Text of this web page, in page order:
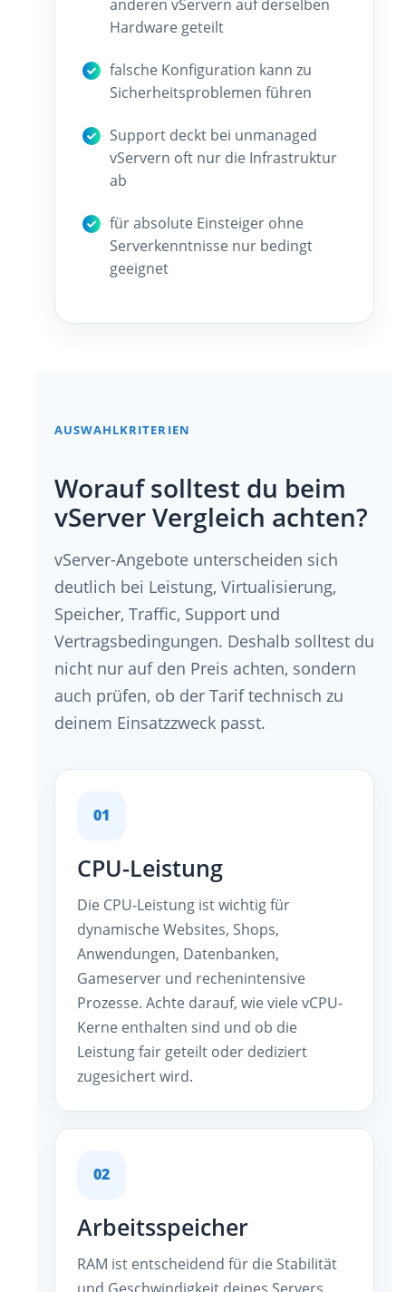
anderen vServern auf derselben
Hardware geteilt
falsche Konfiguration kann zu
Sicherheitsproblemen führen
Support deckt bei unmanaged
vServern oft nur die Infrastruktur
ab
für absolute Einsteiger ohne
Serverkenntnisse nur bedingt
geeignet
AUSWAHLKRITERIEN
Worauf solltest du beim
vServer Vergleich achten?
vServer-Angebote unterscheiden sich
deutlich bei Leistung, Virtualisierung,
Speicher, Traffic, Support und
Vertragsbedingungen. Deshalb solltest du
nicht nur auf den Preis achten, sondern
auch prüfen, ob der Tarif technisch zu
deinem Einsatzzweck passt.
01
CPU-Leistung
Die CPU-Leistung ist wichtig für
dynamische Websites, Shops,
Anwendungen, Datenbanken,
Gameserver und rechenintensive
Prozesse. Achte darauf, wie viele vCPU-
Kerne enthalten sind und ob die
Leistung fair geteilt oder dediziert
zugesichert wird.
02
Arbeitsspeicher
RAM ist entscheidend für die Stabilität